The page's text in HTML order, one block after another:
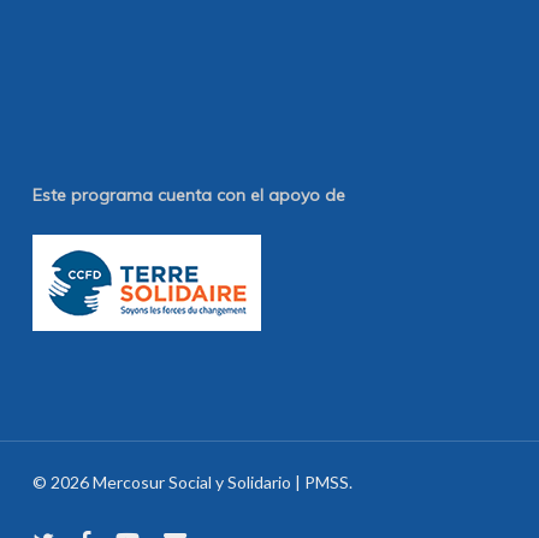
Este programa cuenta con el apoyo de
© 2026 Mercosur Social y Solidario | PMSS.